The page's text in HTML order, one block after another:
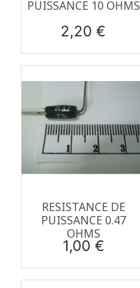
PUISSANCE 10 OHMS
Prix
2,20 €
RESISTANCE DE
PUISSANCE 0.47
OHMS
Prix
1,00 €